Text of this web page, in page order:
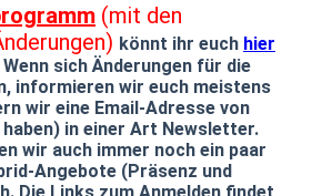
(mit den
könnt ihr euch hier
sich Änderungen für die
informieren wir euch meistens
wir eine Email-Adresse von
in einer Art Newsletter.
wir auch immer noch ein paar
Angebote (Präsenz und